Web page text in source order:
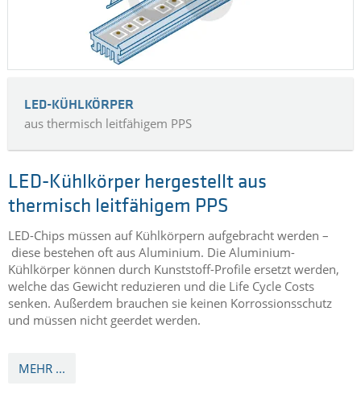
LED-KÜHLKÖRPER
aus thermisch leitfähigem PPS
LED-Kühlkörper hergestellt aus